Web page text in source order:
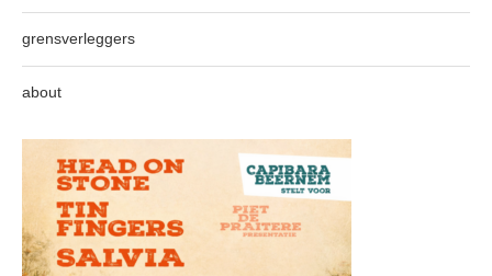
grensverleggers
about